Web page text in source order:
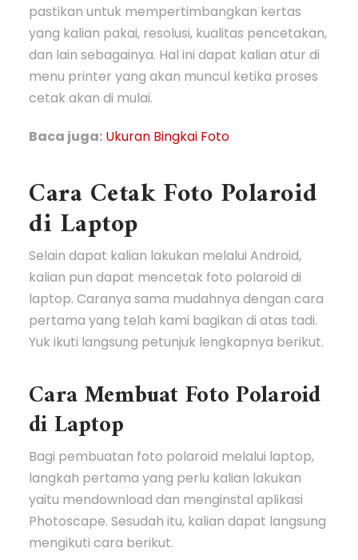
pastikan untuk mempertimbangkan kertas
yang kalian pakai, resolusi, kualitas pencetakan,
dan lain sebagainya. Hal ini dapat kalian atur di
menu printer yang akan muncul ketika proses
cetak akan di mulai.
Baca juga: Ukuran Bingkai Foto
Cara Cetak Foto Polaroid
di Laptop
Selain dapat kalian lakukan melalui Android,
kalian pun dapat mencetak foto polaroid di
laptop. Caranya sama mudahnya dengan cara
pertama yang telah kami bagikan di atas tadi.
Yuk ikuti langsung petunjuk lengkapnya berikut.
Cara Membuat Foto Polaroid
di Laptop
Bagi pembuatan foto polaroid melalui laptop,
langkah pertama yang perlu kalian lakukan
yaitu mendownload dan menginstal aplikasi
Photoscape. Sesudah itu, kalian dapat langsung
mengikuti cara berikut.